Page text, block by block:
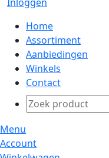
Home
Assortiment
Aanbiedingen
Winkels
Contact
Menu
Account